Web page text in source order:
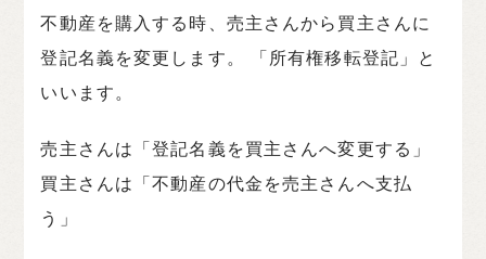
不動産を購入する時、売主さんから買主さんに
登記名義を変更します。 「所有権移転登記」と
いいます。
売主さんは「登記名義を買主さんへ変更する」
買主さんは「不動産の代金を売主さんへ支払
う」